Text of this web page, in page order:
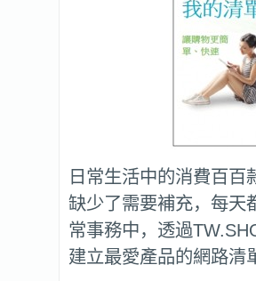
日常生活中的消費百
缺少了需要補充，每天
常事務中，透過
建立最愛產品的網路清